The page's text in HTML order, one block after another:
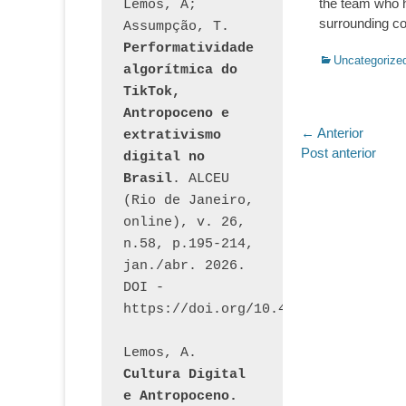
the team who
surrounding
Categorias:
de
← Anterior
Post
Post anterior
Lemos, A;
Performatividade
algorítmica do
TikTok,
Antropoceno e
extrativismo
digital no
Brasil. ALCEU
(Rio de Janeiro,
online), v. 26,
n.58, p.195-214,
jan./abr. 2026.
DOI -
https://doi.org/10.46391/
Cultura Digital
e Antropoceno.